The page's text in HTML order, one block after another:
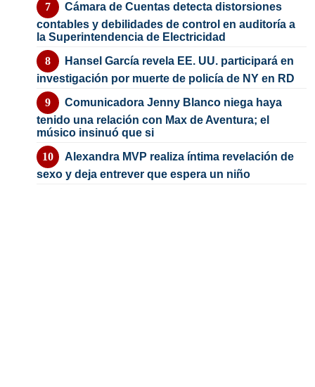
Cámara de Cuentas detecta distorsiones
contables y debilidades de control en auditoría a
la Superintendencia de Electricidad
Hansel García revela EE. UU. participará en
investigación por muerte de policía de NY en RD
Comunicadora Jenny Blanco niega haya
tenido una relación con Max de Aventura; el
músico insinuó que si
Alexandra MVP realiza íntima revelación de
sexo y deja entrever que espera un niño